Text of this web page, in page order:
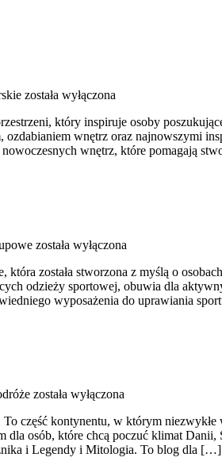
została wyłączona
który inspiruje osoby
wnętrz oraz najnowszymi
wnętrz, które pomagają
została wyłączona
została stworzona z myślą o
odzieży sportowej, obuwia dla
wyposażenia do uprawiania
została wyłączona
część kontynentu, w którym
dla osób, które chcą poczuć klimat
i Legendy i Mitologia. To blog dla […]